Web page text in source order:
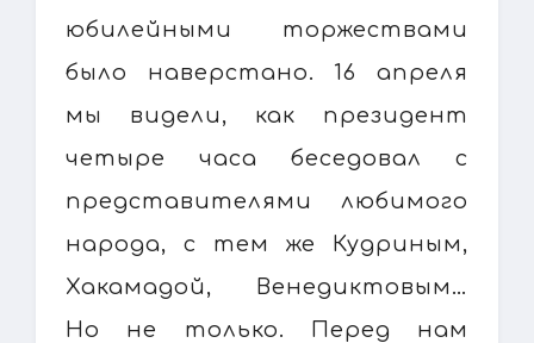
юбилейными торжествами
было наверстано. 16 апреля
мы видели, как президент
четыре часа беседовал с
представителями любимого
народа, с тем же Кудриным,
Хакамадой, Венедиктовым…
Но не только. Перед нам